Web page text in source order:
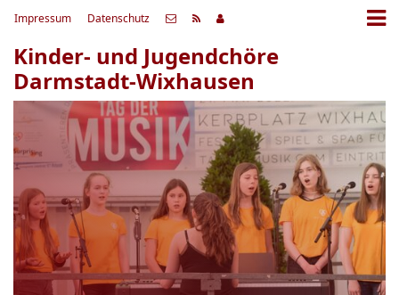
Impressum Datenschutz
Kinder- und Jugendchöre
Darmstadt-Wixhausen